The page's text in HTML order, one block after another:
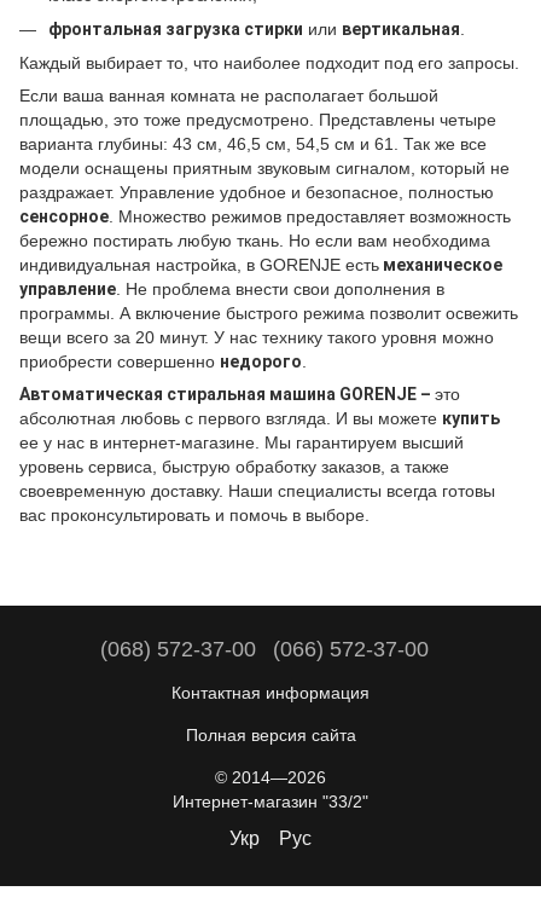
фронтальная загрузка стирки или вертикальная
Каждый выбирает то, что наиболее подходит под его запросы.
Если ваша ванная комната не располагает большой
площадью, это тоже предусмотрено. Представлены четыре
варианта глубины: 43 см, 46,5 см, 54,5 см и 61. Так же все
модели оснащены приятным звуковым сигналом, который не
раздражает. Управление удобное и безопасное, полностью
сенсорное. Множество режимов предоставляет возможность
бережно постирать любую ткань. Но если вам необходима
индивидуальная настройка, в GORENJE есть механическое
управление. Не проблема внести свои дополнения в
программы. А включение быстрого режима позволит освежить
вещи всего за 20 минут. У нас технику такого уровня можно
приобрести совершенно недорого.
Автоматическая стиральная машина GORENJE – это
абсолютная любовь с первого взгляда. И вы можете купить
ее у нас в интернет-магазине. Мы гарантируем высший
уровень сервиса, быструю обработку заказов, а также
своевременную доставку. Наши специалисты всегда готовы
вас проконсультировать и помочь в выборе.
(068) 572-37-00 (066) 572-37-00
Контактная информация
Полная версия сайта
© 2014—2026
Интернет-магазин "33/2"
Укр Рус